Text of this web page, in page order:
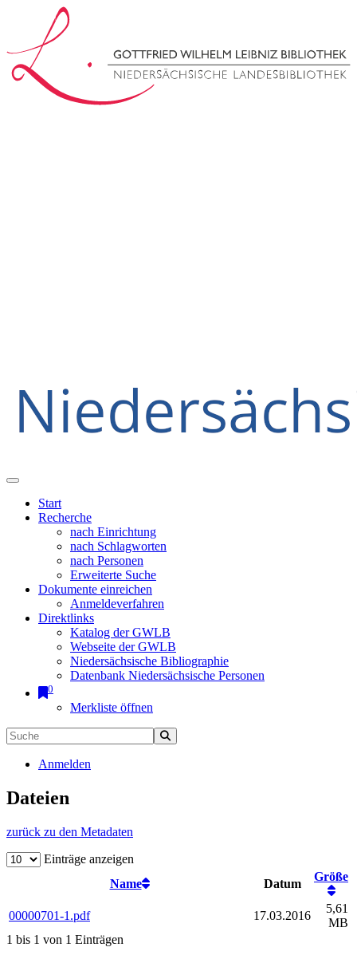
Start
Recherche
nach Einrichtung
nach Schlagworten
nach Personen
Erweiterte Suche
Dokumente einreichen
Anmeldeverfahren
Direktlinks
Katalog der GWLB
Webseite der GWLB
Niedersächsische Bibliographie
Datenbank Niedersächsische Personen
0
Merkliste öffnen
Anmelden
Dateien
zurück zu den Metadaten
Einträge anzeigen
Name
Datum
Größe
00000701-1.pdf 17.03.2016
5,61
MB
1 bis 1 von 1 Einträgen